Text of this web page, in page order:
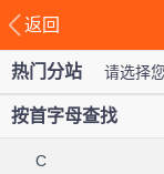
返回
热门分站 请选择
按首字母查找
C